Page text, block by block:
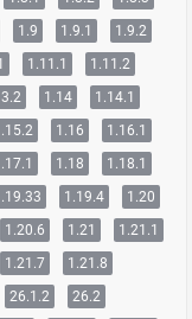
1.9 1.9.1
1.9.2
1.11.1
1.11.2
1.14
1.14.1
1.16
1.16.1
1.18
1.18.1
1.19.4
1.20
1.20.6 1.21
1.21.1
1.21.7
1.21.8
26.1.2 26.2